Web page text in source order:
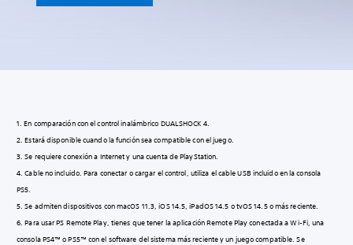
1. En comparación con el control inalámbrico DUALSHOCK 4.
2. Estará disponible cuando la función sea compatible con el juego.
3. Se requiere conexión a Internet y una cuenta de PlayStation.
4. Cable no incluido. Para conectar o cargar el control, utiliza el cable USB incluido en la consola
PS5.
5. Se admiten dispositivos con macOS 11.3, iOS 14.5, iPadOS 14.5 o tvOS 14.5 o más reciente.
6. Para usar PS Remote Play, tienes que tener la aplicación Remote Play conectada a Wi-Fi, una
consola PS4™ o PS5™ con el software del sistema más reciente y un juego compatible. Se